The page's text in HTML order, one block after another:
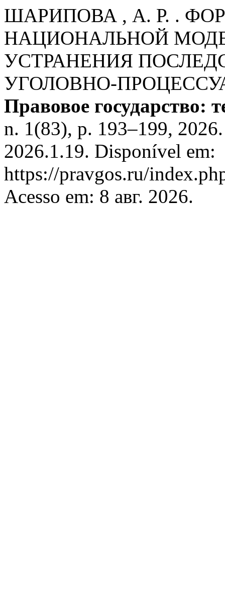
ШАРИПОВА , А. Р. .
НАЦИОНАЛЬНОЙ
УСТРАНЕНИЯ
УГОЛОВНО-
Правовое государство:
n. 1(83), p. 193–199,
2026.1.19. Disponível em:
https://pravgos.ru/
Acesso em: 8 авг. 2026.